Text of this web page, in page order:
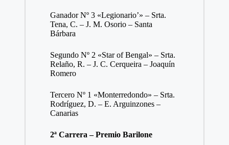
Ganador Nº 3 «Legionario’» – Srta.
Tena, C. – J. M. Osorio – Santa
Bárbara
Segundo Nº 2 «Star of Bengal» – Srta.
Relaño, R. – J. C. Cerqueira – Joaquín
Romero
Tercero Nº 1 «Monterredondo» – Srta.
Rodríguez, D. – E. Arguinzones –
Canarias
2ª Carrera – Premio Barilone